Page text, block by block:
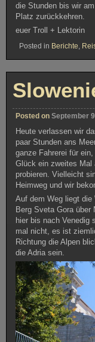
die Stunden bis wir
Platz zurückkehren.
euer Troll + Lektorin
Posted in Berichte,
Posted on September
Heute verlassen wir
paar Stunden ans
ganze Fahrerei für
Glück ein zweites Mal
probieren. Vielleicht
Heimweg und wir
Auf dem Weg liegt die
Berg Sveta Gora
hier bis nach Venedig
mal nicht, es ist
Richtung die Alpen
die Adria sein.